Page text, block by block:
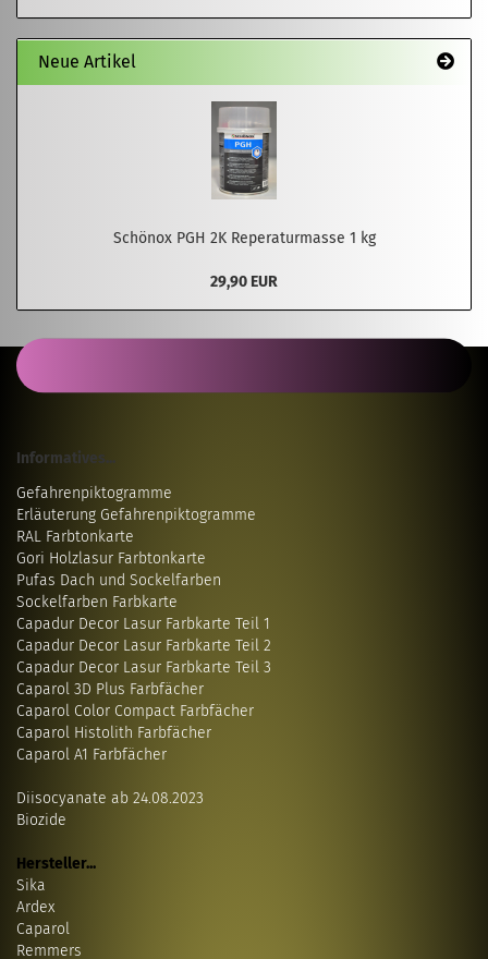
Neue Artikel
Schönox PGH 2K Reperaturmasse 1 kg
29,90 EUR
Informatives...
Gefahrenpiktogramme
Erläuterung Gefahrenpiktogramme
RAL Farbtonkarte
Gori Holzlasur Farbtonkarte
Pufas Dach und Sockelfarben
Sockelfarben Farbkarte
Capadur Decor Lasur Farbkarte Teil 1
Capadur Decor Lasur Farbkarte Teil 2
Capadur Decor Lasur Farbkarte Teil 3
Caparol 3D Plus Farbfächer
Caparol Color Compact Farbfächer
Caparol Histolith Farbfächer
Caparol A1 Farbfächer
Diisocyanate ab 24.08.2023
Biozide
Hersteller...
Sika
Ardex
Caparol
Remmers